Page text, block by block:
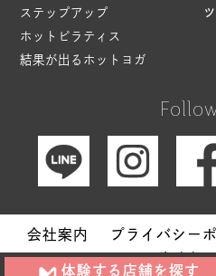
ステップアップ
ホットピラティス
結果が出るホットヨガ
会社案内 プライバシー
サイト
体験する店舗を探す